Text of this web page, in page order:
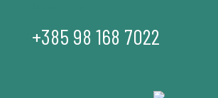
+385 98 168 7022